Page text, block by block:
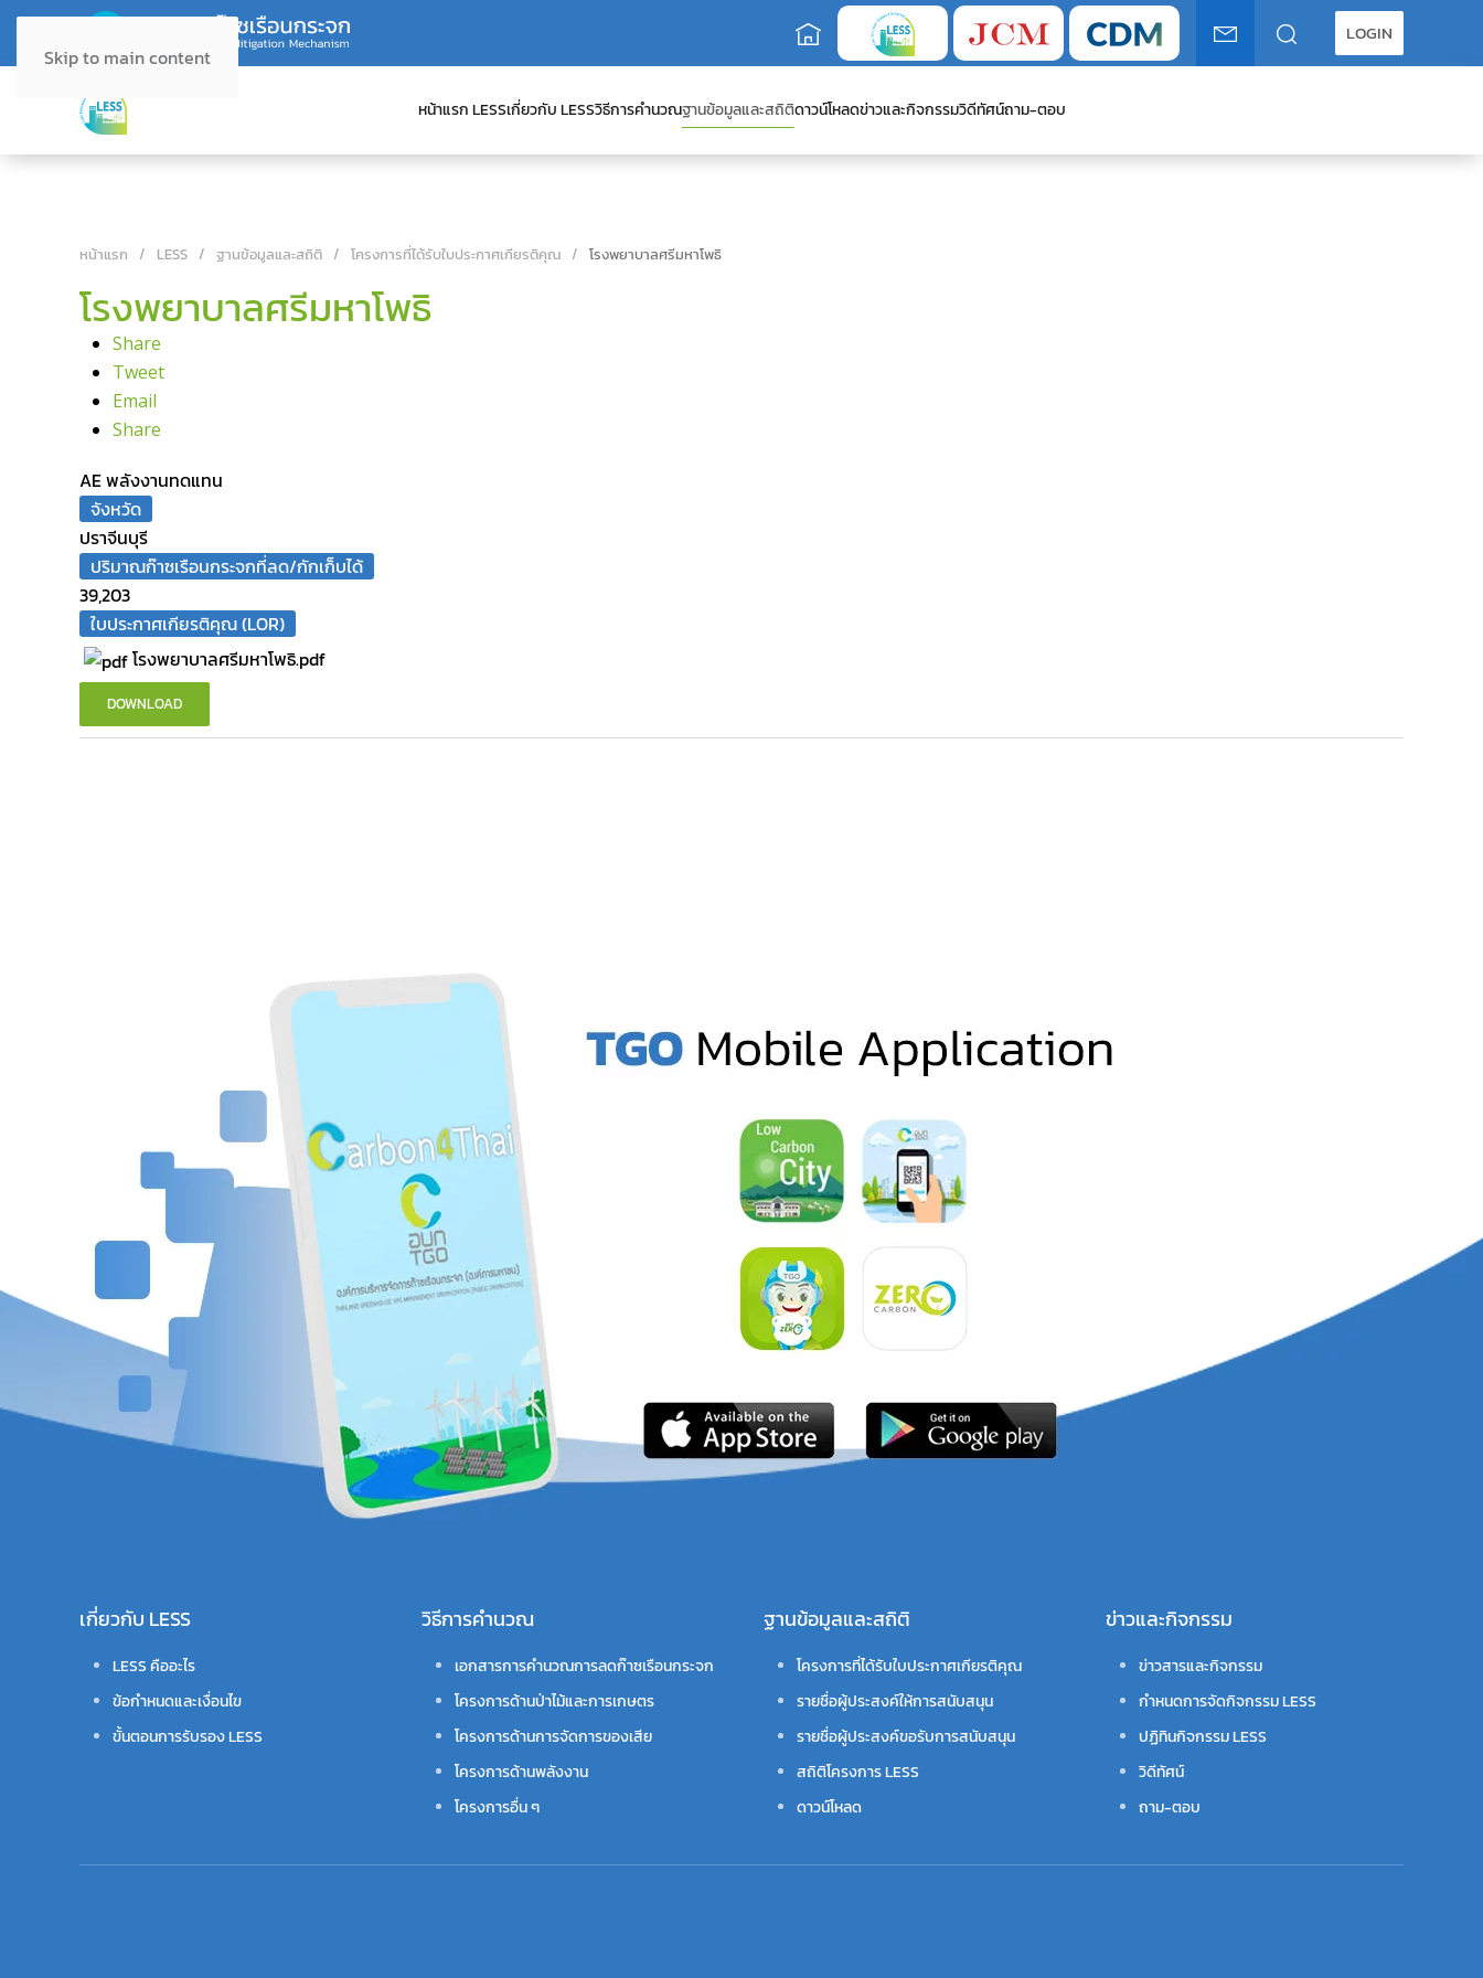
Skip to main content
LOGIN
หน้าแรก LESSเกี่ยวกับ LESSวิธีการคำนวณฐานข้อมูลและสถิติดาวน์โหลดข่าวและกิจกรรมวิดีทัศน์ถาม-ตอบ
หน้าแรก LESS ฐานข้อมูลและสถิติ โครงการที่ได้รับใบประกาศเกียรติคุณ โรงพยาบาลศรีมหาโพธิ
โรงพยาบาลศรีมหาโพธิ
Share
Tweet
Email
Share
AE พลังงานทดแทน
จังหวัด
ปราจีนบุรี
ปริมาณก๊าซเรือนกระจกที่ลด/กักเก็บได้
39,203
ใบประกาศเกียรติคุณ (LOR)
โรงพยาบาลศรีมหาโพธิ.pdf
DOWNLOAD
เกี่ยวกับ LESS
LESS คืออะไร
ข้อกำหนดและเงื่อนไข
ขั้นตอนการรับรอง LESS
วิธีการคำนวณ
เอกสารการคำนวณการลดก๊าซเรือนกระจก
โครงการด้านป่าไม้และการเกษตร
โครงการด้านการจัดการของเสีย
โครงการด้านพลังงาน
โครงการอื่น ๆ
ฐานข้อมูลและสถิติ
โครงการที่ได้รับใบประกาศเกียรติคุณ
รายชื่อผู้ประสงค์ให้การสนับสนุน
รายชื่อผู้ประสงค์ขอรับการสนับสนุน
สถิติโครงการ LESS
ดาวน์โหลด
ข่าวและกิจกรรม
ข่าวสารและกิจกรรม
กำหนดการจัดกิจกรรม LESS
ปฏิทินกิจกรรม LESS
วิดีทัศน์
ถาม-ตอบ